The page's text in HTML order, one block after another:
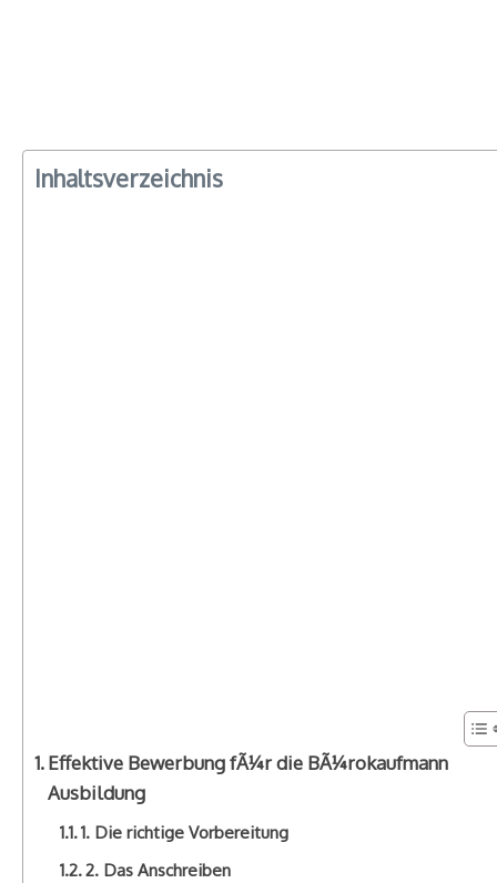
Inhaltsverzeichnis
Effektive Bewerbung fÃ¼r die BÃ¼rokaufmann
Ausbildung
1. Die richtige Vorbereitung
2. Das Anschreiben